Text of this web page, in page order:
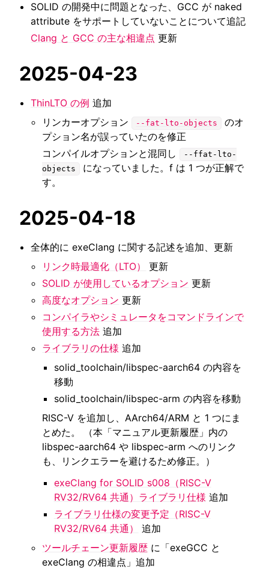
SOLID の開発中に問題となった、GCC が naked
attribute をサポートしていないことについて追記
Clang と GCC の主な相違点 更新
2025-04-23
ThinLTO の例 追加
リンカーオプション
--fat-lto-objects
のオ
プション名が誤っていたのを修正
コンパイルオプションと混同し
--ffat-lto-
objects
になっていました。f は 1 つが正解で
す。
2025-04-18
全体的に exeClang に関する記述を追加、更新
リンク時最適化（LTO）
更新
SOLID が使用しているオプション 更新
高度なオプション 更新
コンパイラやシミュレータをコマンドラインで
使用する方法 追加
ライブラリの仕様 追加
solid_toolchain/libspec-aarch64 の内容を
移動
solid_toolchain/libspec-arm の内容を移動
RISC-V を追加し、AArch64/ARM と 1 つにま
とめた。 （本「マニュアル更新履歴」内の
libspec-aarch64 や libspec-arm へのリンク
も、リンクエラーを避けるため修正。）
exeClang for SOLID s008（RISC-V
RV32/RV64 共通）ライブラリ仕様 追加
ライブラリ仕様の変更予定（RISC-V
RV32/RV64 共通）
追加
ツールチェーン更新履歴 に「exeGCC と
exeClang の相違点」追加